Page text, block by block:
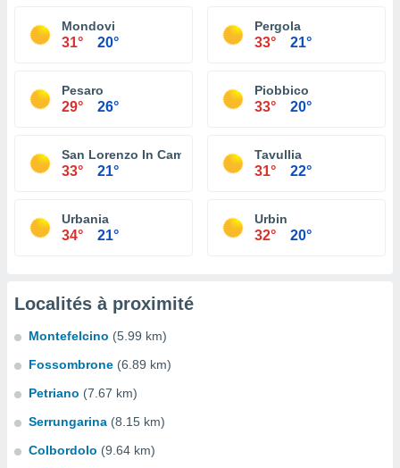
Mondovi
31° 20°
Pergola
33° 21°
Pesaro
29° 26°
Piobbico
33° 20°
San Lorenzo In Campo
33° 21°
Tavullia
31° 22°
Urbania
34° 21°
Urbin
32° 20°
Localités à proximité
Montefelcino (5.99 km)
Fossombrone (6.89 km)
Petriano (7.67 km)
Serrungarina (8.15 km)
Colbordolo (9.64 km)